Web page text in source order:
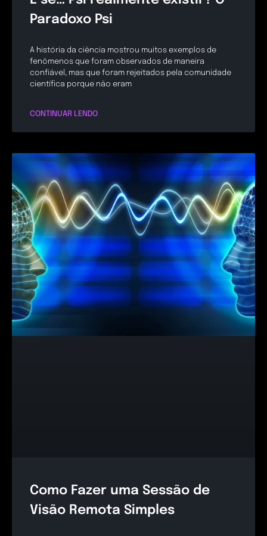
Paradoxo Psi
A história da ciência mostrou muitos exemplos de
fenômenos que foram observados de maneira
confiável, mas que foram rejeitados pela comunidade
científica porque não eram
CONTINUAR LENDO
Como Fazer uma Sessão de
Visão Remota Simples